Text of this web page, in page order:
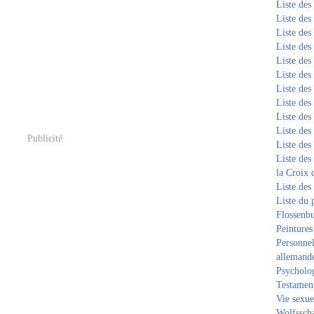
Publicité
Liste des
Liste
Liste
Liste
Liste
Liste
Liste
Liste
Liste
Liste
Liste
Liste
la Croix
Liste
Liste du
Vie